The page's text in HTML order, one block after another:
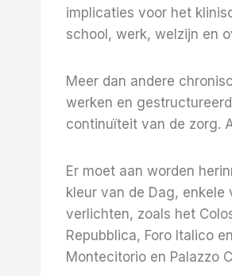
implicaties voor het
school, werk, welzijn en
Meer dan andere
werken en
continuïteit van de zorg.
Er moet aan worden
kleur van de Dag,
verlichten, zoals het
Repubblica, Foro Italico
Montecitorio en Palazzo